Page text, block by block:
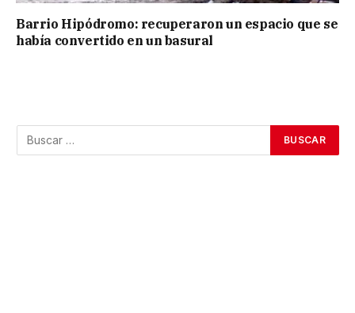
Barrio Hipódromo: recuperaron un espacio que se
había convertido en un basural